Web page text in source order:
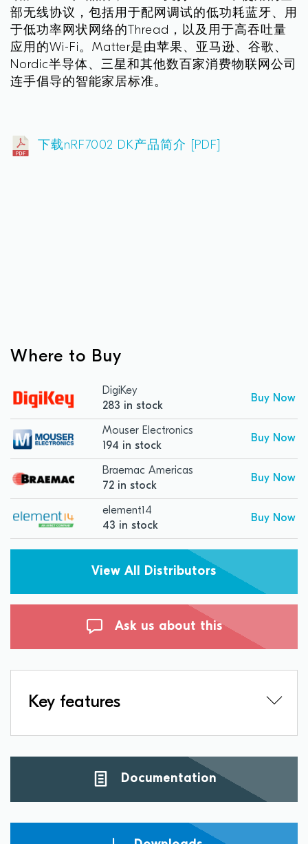
部无线协议，包括用于配网调试的低功耗蓝牙、用
于低功率网状网络的Thread，以及用于高吞吐量
应用的Wi-Fi。Matter是由苹果、亚马逊、谷歌、
Nordic半导体、三星和其他数百家消费物联网公司
连手倡导的智能家居标准。
下载nRF7002 DK产品简介 [PDF]
Where to Buy
DigiKey
283 in stock
Buy Now
Mouser Electronics
194 in stock
Buy Now
Braemac Americas
72 in stock
Buy Now
element14
43 in stock
Buy Now
View All Distributors
Ask us about this
Key features
Documentation